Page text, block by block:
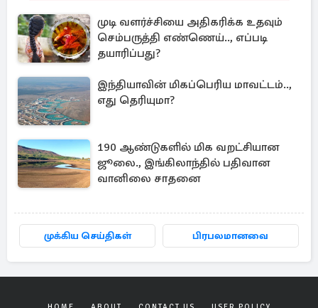
முடி வளர்ச்சியை அதிகரிக்க உதவும்
செம்பருத்தி எண்ணெய்.., எப்படி
தயாரிப்பது?
இந்தியாவின் மிகப்பெரிய மாவட்டம்..,
எது தெரியுமா?
190 ஆண்டுகளில் மிக வறட்சியான
ஜூலை., இங்கிலாந்தில் பதிவான
வானிலை சாதனை
முக்கிய செய்திகள் பிரபலமானவை